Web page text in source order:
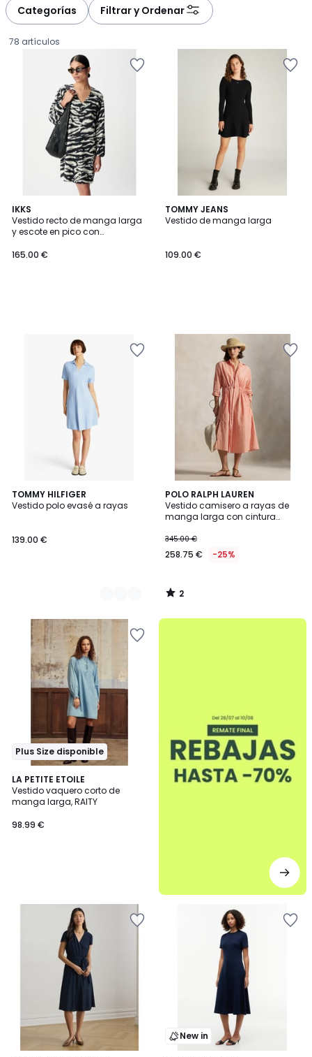
Categorías Filtrar y Ordenar
78 artículos
IKKS
Vestido recto de manga larga
y escote en pico con
€.
165.00 €
TOMMY JEANS
Vestido de manga larga
109.00 €
TOMMY HILFIGER
Vestido polo evasé a rayas
139.00 €
2
Colores
POLO RALPH LAUREN
Vestido camisero a rayas de
manga larga con cintura
345.00 €
258.75 € -25%
2
/
5
2
/
Plus Size disponible
LA PETITE ETOILE
Vestido vaquero corto de
manga larga, RAITY
98.99 €
.
New in